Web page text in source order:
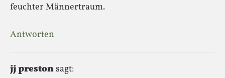
feuchter Männertraum.
Antworten
jj prestonsagt: